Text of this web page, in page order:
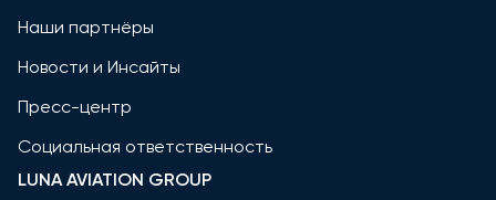
Наши партнёры
Новости и Инсайты
Пресс-центр
Социальная ответственность
LUNA AVIATION GROUP